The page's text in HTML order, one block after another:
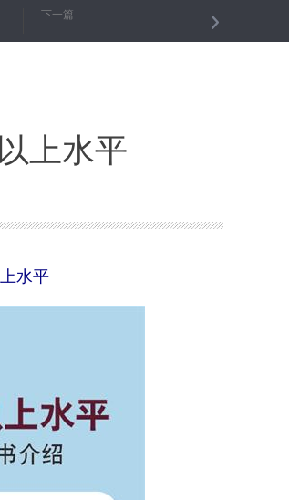
评 | 让“卡跑跑”无处可逃 外逃职务犯罪嫌疑
下一篇
上水平
水平